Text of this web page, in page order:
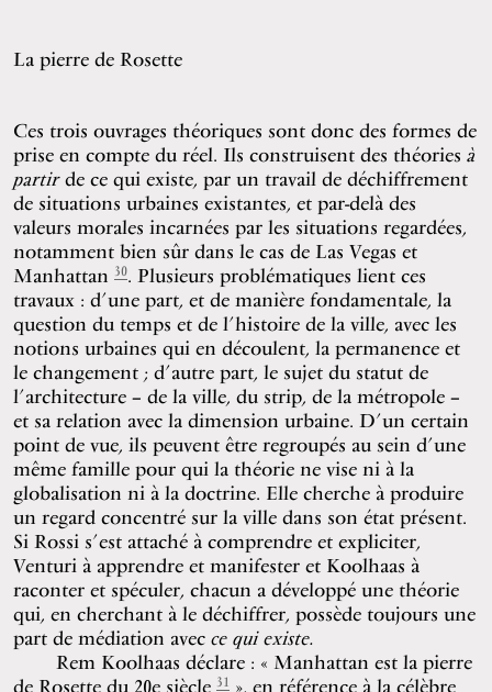
La pierre de Rosette
Ces trois ouvrages théoriques sont donc des formes de
prise en compte du réel. Ils construisent des théories à
partirde ce qui existe, par un travail de déchiffrement
de situations urbaines existantes, et par-delà des
valeurs morales incarnées par les situations regardées,
notamment bien sûr dans le cas de Las Vegas et
Manhattan 30. Plusieurs problématiques lient ces
travaux : d’une part, et de manière fondamentale, la
question du temps et de l’histoire de la ville, avec les
notions urbaines qui en découlent, la permanence et
le changement ; d’autre part, le sujet du statut de
l’architecture – de la ville, du strip, de la métropole –
et sa relation avec la dimension urbaine. D’un certain
point de vue, ils peuvent être regroupés au sein d’une
même famille pour qui la théorie ne vise ni à la
globalisation ni à la doctrine. Elle cherche à produire
un regard concentré sur la ville dans son état présent.
Si Rossi s’est attaché à comprendre et expliciter,
Venturi à apprendre et manifester et Koolhaas à
raconter et spéculer, chacun a développé une théorie
qui, en cherchant à le déchiffrer, possède toujours une
part de médiation avec ce qui existe.
Rem Koolhaas déclare : « Manhattan est la pierre
de Rosette du 20e siècle 31», en référence à la célèbre